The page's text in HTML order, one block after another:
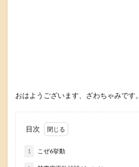
おはようございます、ざわちゃみです。
目次
1 こぜ6挙動